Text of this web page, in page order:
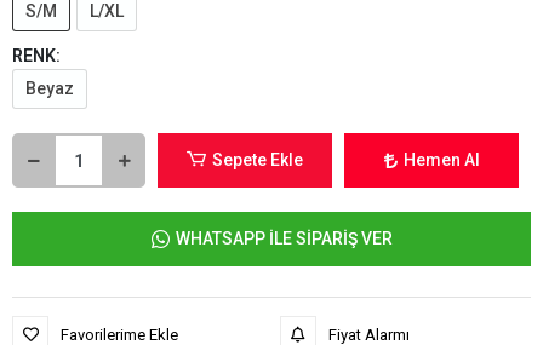
S/M
L/XL
RENK:
Beyaz
Sepete Ekle Hemen Al
WHATSAPP İLE SİPARİŞ VER
Favorilerime Ekle Fiyat Alarmı